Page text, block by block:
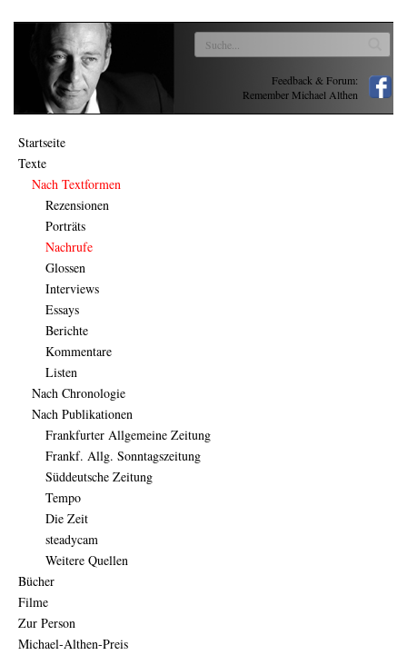
Feedback & Forum:
Remember Michael Althen
Startseite
Texte
Nach Textformen
Rezensionen
Porträts
Nachrufe
Glossen
Interviews
Essays
Berichte
Kommentare
Listen
Nach Chronologie
Nach Publikationen
Frankfurter Allgemeine Zeitung
Frankf. Allg. Sonntagszeitung
Süddeutsche Zeitung
Tempo
Die Zeit
steadycam
Weitere Quellen
Bücher
Filme
Zur Person
Michael-Althen-Preis